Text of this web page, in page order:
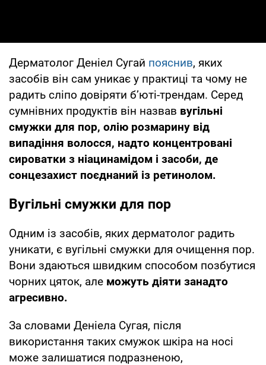
Дерматолог Деніел Сугай пояснив, яких
засобів він сам уникає у практиці та чому не
радить сліпо довіряти б’юті-трендам. Серед
сумнівних продуктів він назвав вугільні
смужки для пор, олію розмарину від
випадіння волосся, надто концентровані
сироватки з ніацинамідом і засоби, де
сонцезахист поєднаний із ретинолом.
Вугільні смужки для пор
Одним із засобів, яких дерматолог радить
уникати, є вугільні смужки для очищення пор.
Вони здаються швидким способом позбутися
чорних цяток, але можуть діяти занадто
агресивно.
За словами Деніела Сугая, після
використання таких смужок шкіра на носі
може залишатися подразненою,